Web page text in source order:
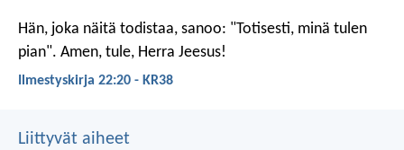
Hän, joka näitä todistaa, sanoo: "Totisesti, minä tulen
pian". Amen, tule, Herra Jeesus!
Ilmestyskirja 22:20 - KR38
Liittyvät aiheet